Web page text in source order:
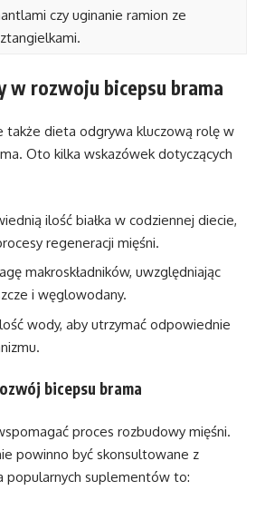
czy uginanie ramion ze
w rozwoju bicepsu brama
także dieta odgrywa kluczową rolę w
Oto kilka wskazówek dotyczących
ilość białka w codziennej diecie,
regeneracji mięśni.
makroskładników, uwzględniając
i węglowodany.
wody, aby utrzymać odpowiednie
bicepsu brama
proces rozbudowy mięśni.
powinno być skonsultowane z
popularnych suplementów to: